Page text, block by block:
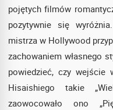
pojętych filmów
pozytywnie się
mistrza w Hollywood
zachowaniem własnego
powiedzieć, czy wejście
Hisaishiego takie
zaowocowało ono